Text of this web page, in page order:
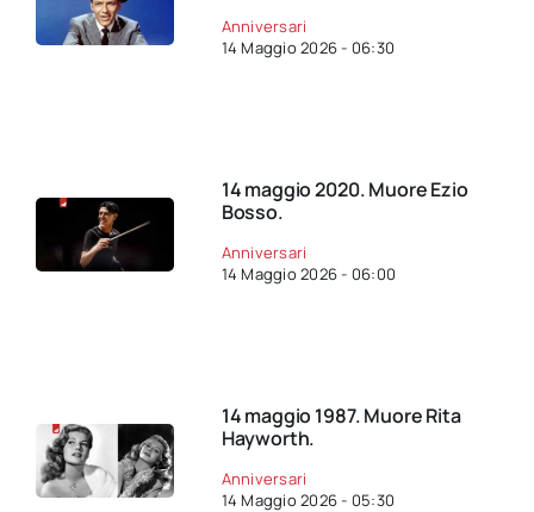
Anniversari
14 Maggio 2026 - 06:30
14 maggio 2020. Muore Ezio
Bosso.
Anniversari
14 Maggio 2026 - 06:00
14 maggio 1987. Muore Rita
Hayworth.
Anniversari
14 Maggio 2026 - 05:30